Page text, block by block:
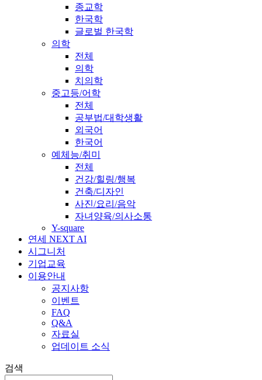
종교학
한국학
글로벌 한국학
의학
전체
의학
치의학
중고등/어학
전체
공부법/대학생활
외국어
한국어
예체능/취미
전체
건강/힐링/행복
건축/디자인
사진/요리/음악
자녀양육/의사소통
Y-square
연세 NEXT AI
시그니처
기업교육
이용안내
공지사항
이벤트
FAQ
Q&A
자료실
업데이트 소식
검색